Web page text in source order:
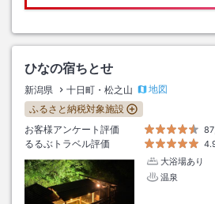
ひなの宿ちとせ
新潟県 十日町・松之山
地図
ふるさと納税対象施設
お客様アンケート評価
るるぶトラベル評価
大浴場あり
温泉